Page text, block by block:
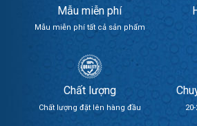
Mẫu miễn phí
Mẫu miễn phí tất cả sản phẩm
Chất lượng
Chất lượng đặt lên hàng đầu